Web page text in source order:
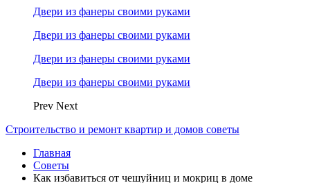
Двери из фанеры своими руками
Двери из фанеры своими руками
Двери из фанеры своими руками
Двери из фанеры своими руками
Prev Next
Строительство и ремонт квартир и домов советы
Главная
Советы
Как избавиться от чешуйниц и мокриц в доме